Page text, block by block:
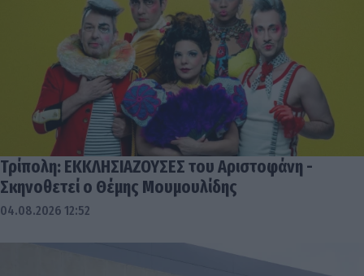
Τρίπολη: ΕΚΚΛΗΣΙΑΖΟΥΣΕΣ του Αριστοφάνη -
Σκηνοθετεί ο Θέμης Μουμουλίδης
04.08.2026 12:52